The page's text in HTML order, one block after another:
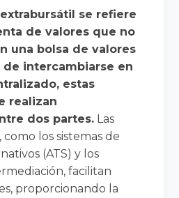
se refiere
de valores que no
una bolsa de valores
de intercambiarse en
estas
realizan
dos partes. Las
los sistemas de
(ATS) y los
facilitan
proporcionando la